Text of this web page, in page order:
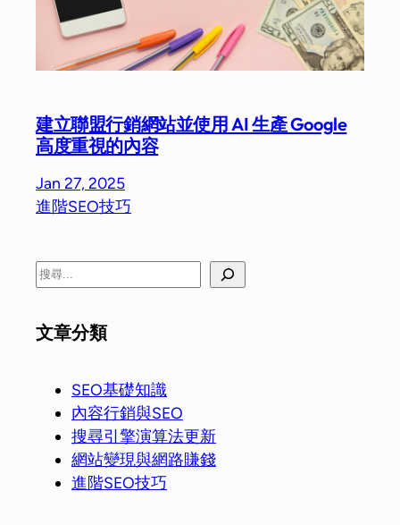
建立聯盟行銷網站並使用 AI 生產 Google
高度重視的內容
Jan 27, 2025
進階SEO技巧
文章分類
SEO基礎知識
內容行銷與SEO
搜尋引擎演算法更新
網站變現與網路賺錢
進階SEO技巧